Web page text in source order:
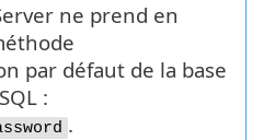
ne prend en
par défaut de la base
:
.